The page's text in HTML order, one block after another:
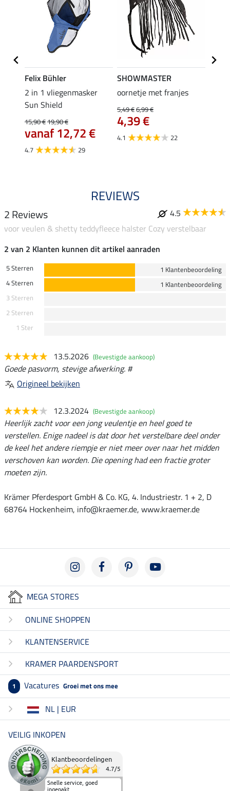
Felix Bühler
2 in 1 vliegenmasker
Sun Shield
15,90 €19,90 €
vanaf 12,72 €
4.7 29
SHOWMASTER
oornetje met franjes
5,49 €6,99 €
4,39 €
4.1 22
REVIEWS
2 Reviews
4.5
voor veulen & shetty teddyfleece halster Cozy verstelbaar
2 van 2 Klanten kunnen dit artikel aanraden
5 Sterren
1 Klantenbeoordeling
4 Sterren
1 Klantenbeoordeling
3 Sterren
2 Sterren
1 Ster
13.5.2026 (Bevestigde aankoop)
Goede pasvorm, stevige afwerking. #
Origineel bekijken
12.3.2024 (Bevestigde aankoop)
Heerlijk zacht voor een jong veulentje en heel goed te
verstellen. Enige nadeel is dat door het verstelbare deel onder
de keel het andere riempje er niet meer over naar het midden
verschoven kan worden. Die opening had een fractie groter
moeten zijn.
Krämer Pferdesport GmbH & Co. KG, 4. Industriestr. 1 + 2, D
68764 Hockenheim, info@kraemer.de, www.kraemer.de
MEGA STORES
ONLINE SHOPPEN
KLANTENSERVICE
KRAMER PAARDENSPORT
1 Vacatures Groei met ons mee
NL | EUR
VEILIG INKOPEN
Klantbeoordelingen
4.7/5
Snelle service, goed
ingepakt.